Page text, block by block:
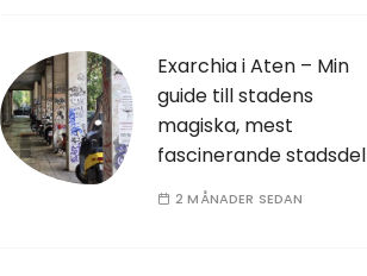
Exarchia i Aten – Min
guide till stadens
magiska, mest
fascinerande stadsdel
2 MÅNADER SEDAN